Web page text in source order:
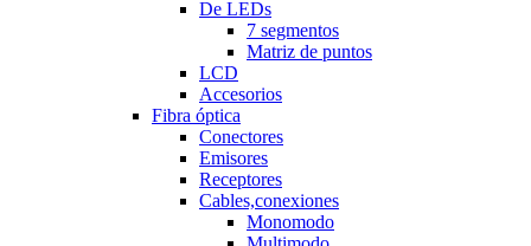
De LEDs
7 segmentos
Matriz de puntos
LCD
Accesorios
Fibra óptica
Conectores
Emisores
Receptores
Cables,conexiones
Monomodo